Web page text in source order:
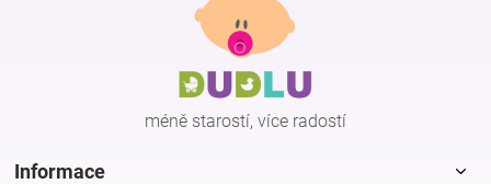
d
a
c
í
p
r
méně starostí, více radostí
Informace